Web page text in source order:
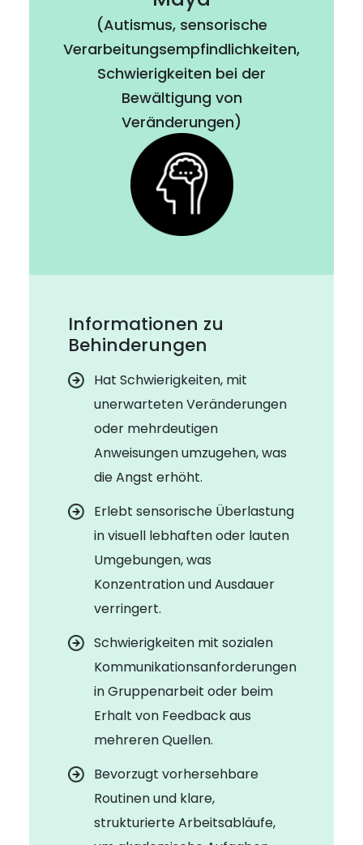
(Autismus, sensorische
Verarbeitungsempfindlichkeiten,
Schwierigkeiten bei der
Bewältigung von
Veränderungen)
Informationen zu
Behinderungen
Hat Schwierigkeiten, mit
unerwarteten Veränderungen
oder mehrdeutigen
Anweisungen umzugehen, was
die Angst erhöht.
Erlebt sensorische Überlastung
in visuell lebhaften oder lauten
Umgebungen, was
Konzentration und Ausdauer
verringert.
Schwierigkeiten mit sozialen
Kommunikationsanforderungen
in Gruppenarbeit oder beim
Erhalt von Feedback aus
mehreren Quellen.
Bevorzugt vorhersehbare
Routinen und klare,
strukturierte Arbeitsabläufe,